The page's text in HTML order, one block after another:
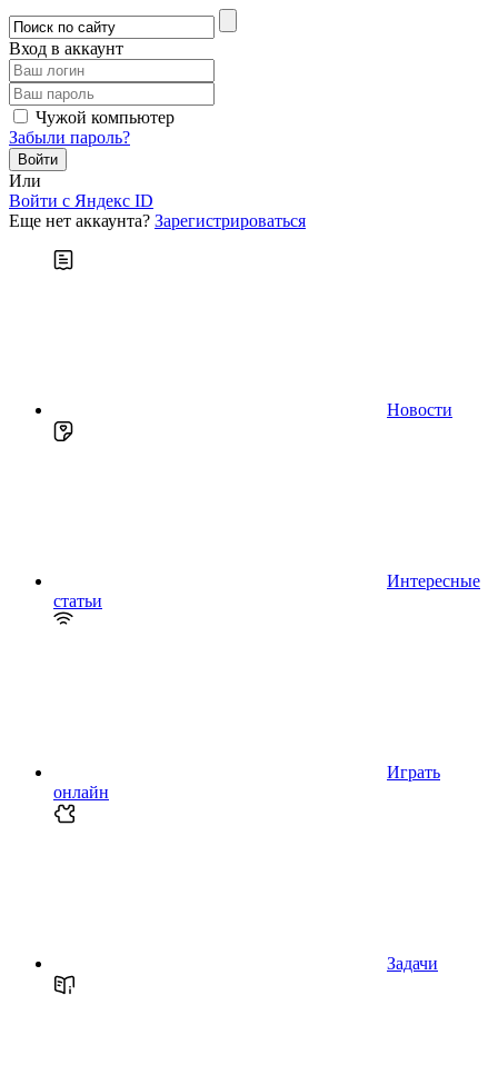
Вход в аккаунт
Чужой компьютер
Забыли пароль?
Или
Войти c Яндекс ID
Еще нет аккаунта? Зарегистрироваться
Новости
Интересные
статьи
Играть
онлайн
Задачи